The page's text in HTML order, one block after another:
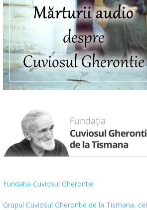
Fundatia Cuviosul Gherontie
Grupul Cuviosul Gherontie de la Tismana, cel